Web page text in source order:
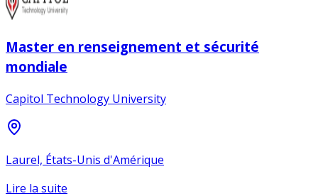
Master en renseignement et sécurité
mondiale
Capitol Technology University
Laurel, États-Unis d'Amérique
Lire la suite